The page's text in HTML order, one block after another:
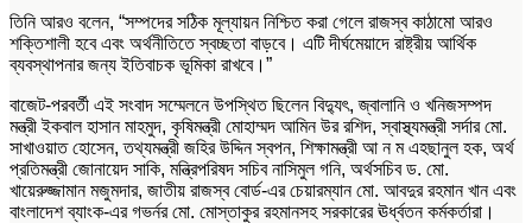
তিনি আরও বলেন, “সম্পদের সঠিক মূল্যায়ন নিশ্চিত করা গেলে রাজস্ব কাঠামো আরও
শক্তিশালী হবে এবং অর্থনীতিতে স্বচ্ছতা বাড়বে। এটি দীর্ঘমেয়াদে রাষ্ট্রীয় আর্থিক
ব্যবস্থাপনার জন্য ইতিবাচক ভূমিকা রাখবে।”
বাজেট-পরবর্তী এই সংবাদ সম্মেলনে উপস্থিত ছিলেন বিদ্যুৎ, জ্বালানি ও খনিজসম্পদ
মন্ত্রী ইকবাল হাসান মাহমুদ, কৃষিমন্ত্রী মোহাম্মদ আমিন উর রশিদ, স্বাস্থ্যমন্ত্রী সর্দার মো.
সাখাওয়াত হোসেন, তথ্যমন্ত্রী জহির উদ্দিন স্বপন, শিক্ষামন্ত্রী আ ন ম এহছানুল হক, অর্থ
প্রতিমন্ত্রী জোনায়েদ সাকি, মন্ত্রিপরিষদ সচিব নাসিমুল গনি, অর্থসচিব ড. মো.
খায়েরুজ্জামান মজুমদার, জাতীয় রাজস্ব বোর্ড-এর চেয়ারম্যান মো. আবদুর রহমান খান এবং
বাংলাদেশ ব্যাংক-এর গভর্নর মো. মোস্তাকুর রহমানসহ সরকারের ঊর্ধ্বতন কর্মকর্তারা।